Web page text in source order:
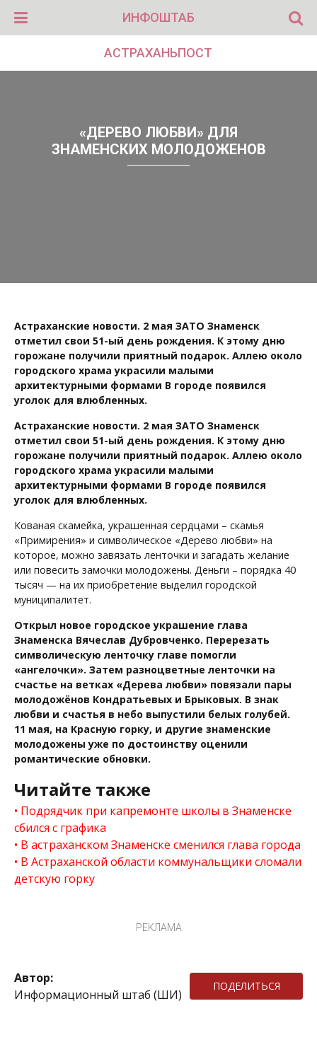
ИНФОШТАБ
АСТРАХАНЬПОСТ
«ДЕРЕВО ЛЮБВИ» ДЛЯ
ЗНАМЕНСКИХ МОЛОДОЖЕНОВ
Астраханские новости. 2 мая ЗАТО Знаменск
отметил свои 51-ый день рождения. К этому дню
горожане получили приятный подарок. Аллею около
городского храма украсили малыми
архитектурными формами В городе появился
уголок для влюбленных.
Астраханские новости. 2 мая ЗАТО Знаменск
отметил свои 51-ый день рождения. К этому дню
горожане получили приятный подарок. Аллею около
городского храма украсили малыми
архитектурными формами В городе появился
уголок для влюбленных.
Кованая скамейка, украшенная сердцами – скамья
«Примирения» и символическое «Дерево любви» на
которое, можно завязать ленточки и загадать желание
или повесить замочки молодожены. Деньги – порядка 40
тысяч — на их приобретение выделил городской
муниципалитет.
Открыл новое городское украшение глава
Знаменска Вячеслав Дубровченко. Перерезать
символическую ленточку главе помогли
«ангелочки». Затем разноцветные ленточки на
счастье на ветках «Дерева любви» повязали пары
молодожёнов Кондратьевых и Брыковых. В знак
любви и счастья в небо выпустили белых голубей.
11 мая, на Красную горку, и другие знаменские
молодожены уже по достоинству оценили
романтические обновки.
Читайте также
Подрядчик при капремонте школы в Знаменске
сбился с графика
В астраханском Знаменске сменился глава города
В Астраханской области коммунальщики сломали
детскую горку
РЕКЛАМА
Автор:
Информационный штаб (ШИ)
ПОДЕЛИТЬСЯ